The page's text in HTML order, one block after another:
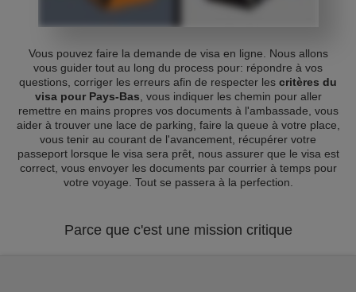
Vous pouvez faire la demande de visa en ligne. Nous allons
vous guider tout au long du process pour: répondre à vos
questions, corriger les erreurs afin de respecter les critères du
visa pour Pays-Bas , vous indiquer les chemin pour aller
remettre en mains propres vos documents à l'ambassade, vous
aider à trouver une lace de parking, faire la queue à votre place,
vous tenir au courant de l'avancement, récupérer votre
passeport lorsque le visa sera prêt, nous assurer que le visa est
correct, vous envoyer les documents par courrier à temps pour
votre voyage. Tout se passera à la perfection.
Parce que c'est une mission critique